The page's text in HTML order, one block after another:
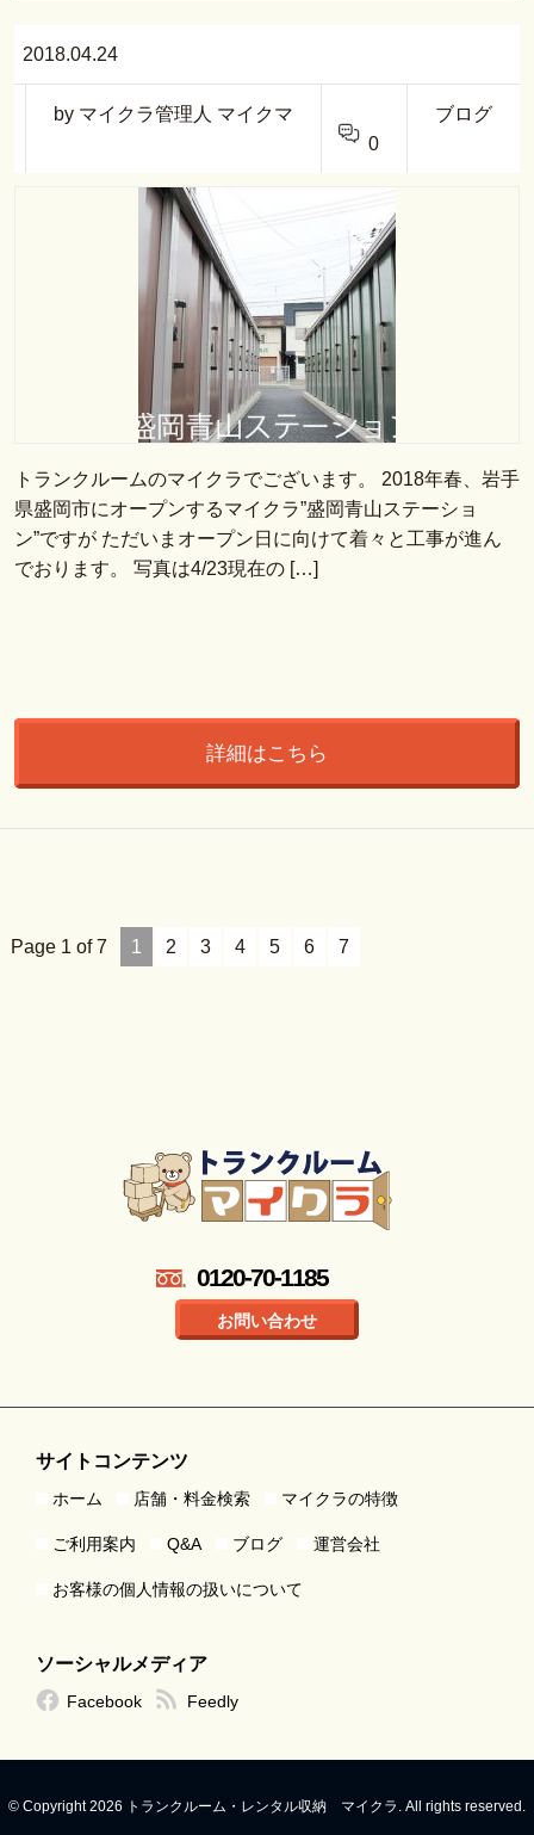
2018.04.24
by マイクラ管理人 マイクマ
0
ブログ
トランクルームのマイクラでございます。 2018年春、岩手
県盛岡市にオープンするマイクラ”盛岡青山ステーショ
ン”ですが ただいまオープン日に向けて着々と工事が進ん
でおります。 写真は4/23現在の […]
詳細はこちら
Page 1 of 7 1 2 3 4 5 6 7
0120-70-1185
お問い合わせ
サイトコンテンツ
ホーム 店舗・料金検索 マイクラの特徴
ご利用案内 Q&A ブログ 運営会社
お客様の個人情報の扱いについて
ソーシャルメディア
Facebook Feedly
© Copyright 2026 トランクルーム・レンタル収納 マイクラ. All rights reserved.